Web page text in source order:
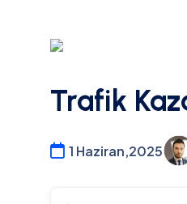
Trafik
1 Haziran,2025